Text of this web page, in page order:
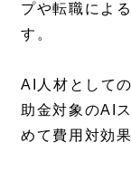
プや転職によ
す。
AI人材として
助金対象のAI
めて費用対効